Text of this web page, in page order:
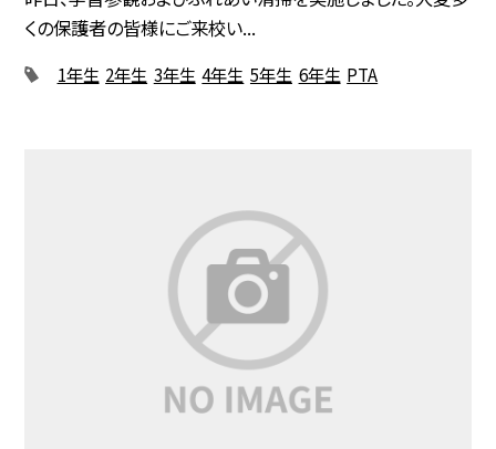
くの保護者の皆様にご来校い...
1年生 2年生 3年生 4年生 5年生 6年生 PTA